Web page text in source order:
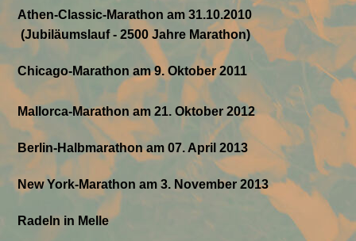
Athen-Classic-Marathon am 31.10.2010
(Jubiläumslauf - 2500 Jahre Marathon)
Chicago-Marathon am 9. Oktober 2011
Mallorca-Marathon am 21. Oktober 2012
Berlin-Halbmarathon am 07. April 2013
New York-Marathon am 3. November 2013
Radeln in Melle